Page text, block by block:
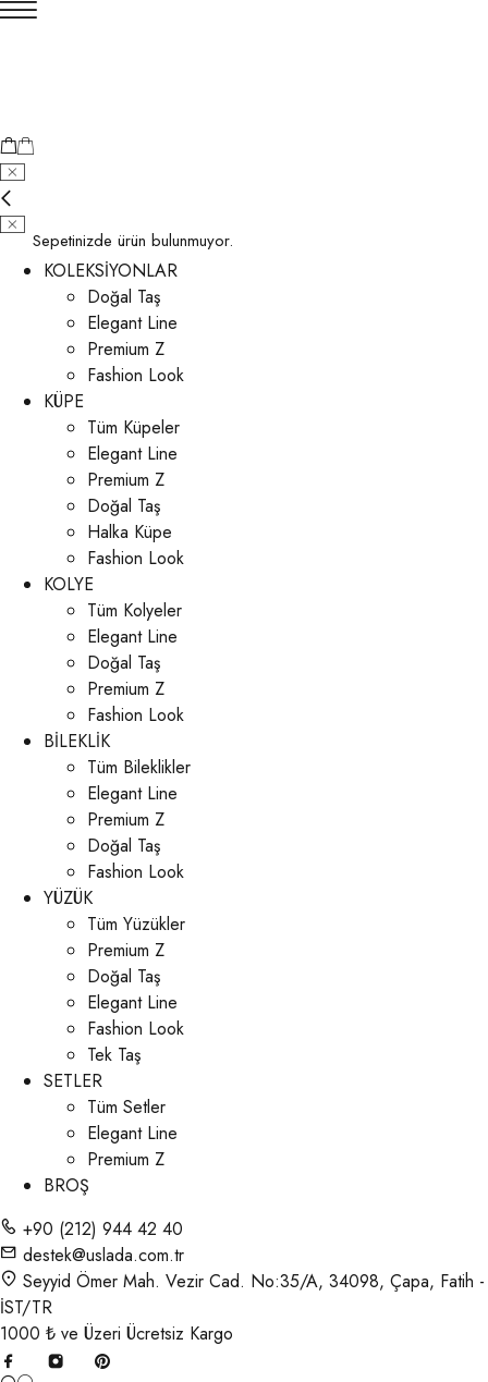
Sepetinizde ürün bulunmuyor.
KOLEKSİYONLAR
Doğal Taş
Elegant Line
Premium Z
Fashion Look
KÜPE
Tüm Küpeler
Elegant Line
Premium Z
Doğal Taş
Halka Küpe
Fashion Look
KOLYE
Tüm Kolyeler
Elegant Line
Doğal Taş
Premium Z
Fashion Look
BİLEKLİK
Tüm Bileklikler
Elegant Line
Premium Z
Doğal Taş
Fashion Look
YÜZÜK
Tüm Yüzükler
Premium Z
Doğal Taş
Elegant Line
Fashion Look
Tek Taş
SETLER
Tüm Setler
Elegant Line
Premium Z
BROŞ
+90 (212) 944 42 40
destek@uslada.com.tr
Seyyid Ömer Mah. Vezir Cad. No:35/A, 34098, Çapa, Fatih -
İST/TR
1000 ₺ ve Üzeri Ücretsiz Kargo